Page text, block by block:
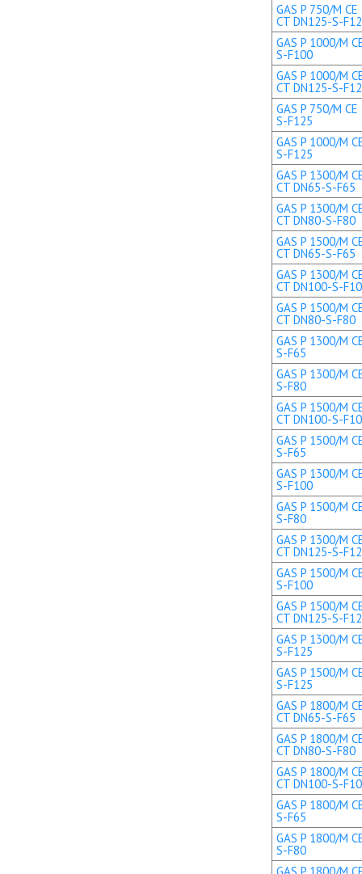
GAS P 750/M CE
CT DN125-S-
GAS P 1000/M
S-F100
GAS P 1000/M
CT DN125-S-
GAS P 750/M
S-F125
GAS P 1000/M
S-F125
GAS P 1300/M
CT DN65-S-F65
GAS P 1300/M
CT DN80-S-F80
GAS P 1500/M
CT DN65-S-F65
GAS P 1300/M
CT DN100-S-
GAS P 1500/M
CT DN80-S-F80
GAS P 1300/M
S-F65
GAS P 1300/M
S-F80
GAS P 1500/M
CT DN100-S-
GAS P 1500/M
S-F65
GAS P 1300/M
S-F100
GAS P 1500/M
S-F80
GAS P 1300/M
CT DN125-S-
GAS P 1500/M
S-F100
GAS P 1500/M
CT DN125-S-
GAS P 1300/M
S-F125
GAS P 1500/M
S-F125
GAS P 1800/M
CT DN65-S-F65
GAS P 1800/M
CT DN80-S-F80
GAS P 1800/M
CT DN100-S-
GAS P 1800/M
S-F65
GAS P 1800/M
S-F80